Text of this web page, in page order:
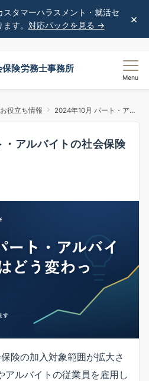
スタマーハラスメント・就活セ
す。 対応パックを見る → ×
保険労務士事務所
Menu
お役立ち情報 2024年10月 パート・アルバイトの社会保険はどう変わった？
アルバイトの社会保険
険の加入対象範囲が拡大さ
アルバイトの従業員を雇用し